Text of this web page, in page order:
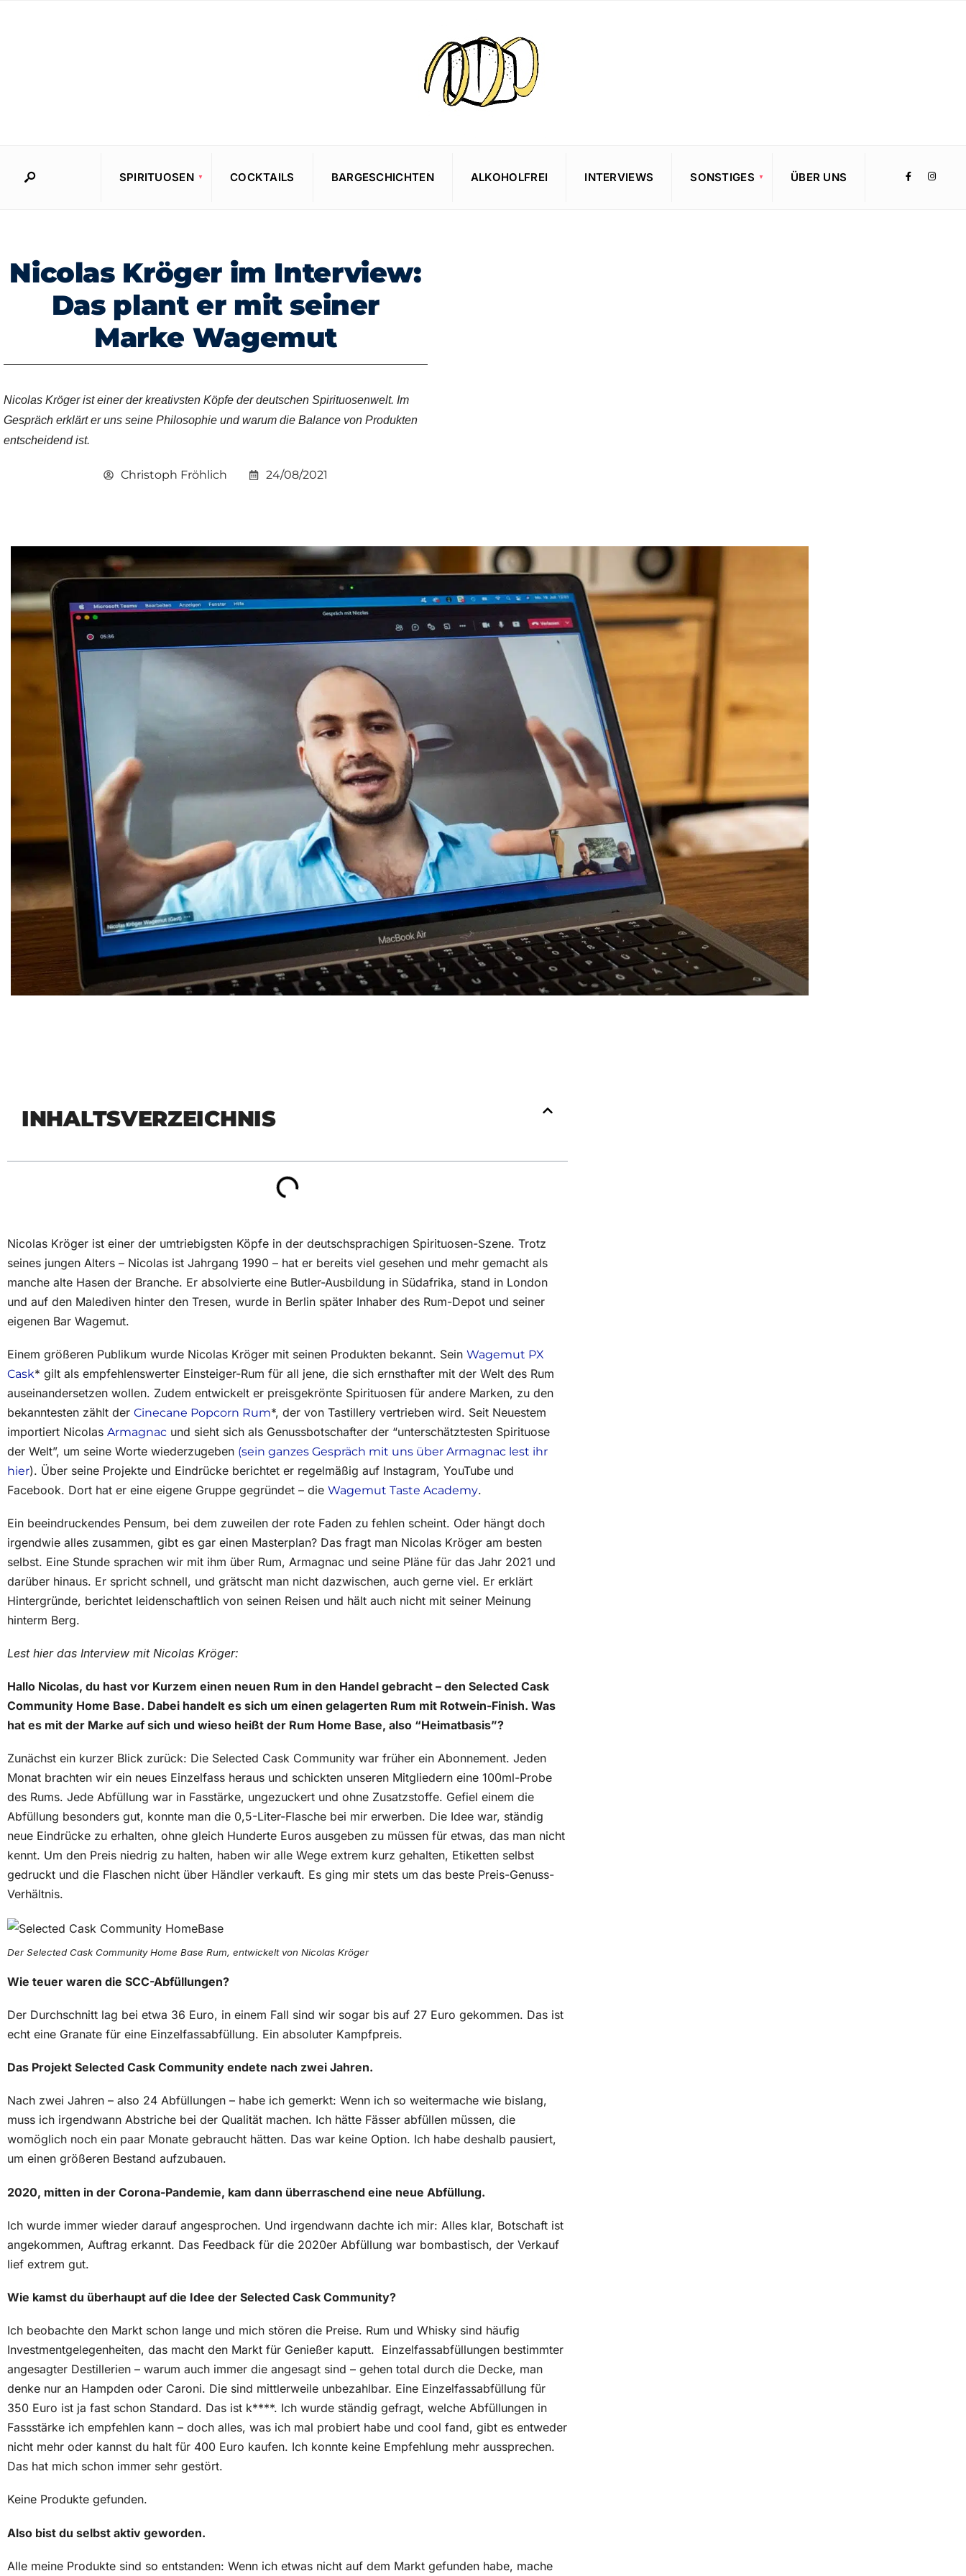
SPIRITUOSEN COCKTAILS BARGESCHICHTEN ALKOHOLFREI INTERVIEWS SONSTIGES ÜBER UNS
Nicolas Kröger im Interview:
Das plant er mit seiner
Marke Wagemut
Nicolas Kröger ist einer der kreativsten Köpfe der deutschen Spirituosenwelt. Im
Gespräch erklärt er uns seine Philosophie und warum die Balance von Produkten
entscheidend ist.
Christoph Fröhlich 24/08/2021
INHALTSVERZEICHNIS
Nicolas Kröger ist einer der umtriebigsten Köpfe in der deutschsprachigen Spirituosen-Szene. Trotz
seines jungen Alters – Nicolas ist Jahrgang 1990 – hat er bereits viel gesehen und mehr gemacht als
manche alte Hasen der Branche. Er absolvierte eine Butler-Ausbildung in Südafrika, stand in London
und auf den Malediven hinter den Tresen, wurde in Berlin später Inhaber des Rum-Depot und seiner
eigenen Bar Wagemut.
Einem größeren Publikum wurde Nicolas Kröger mit seinen Produkten bekannt. Sein Wagemut PX
Cask* gilt als empfehlenswerter Einsteiger-Rum für all jene, die sich ernsthafter mit der Welt des Rum
auseinandersetzen wollen. Zudem entwickelt er preisgekrönte Spirituosen für andere Marken, zu den
bekanntesten zählt der Cinecane Popcorn Rum*, der von Tastillery vertrieben wird. Seit Neuestem
importiert Nicolas Armagnac und sieht sich als Genussbotschafter der “unterschätztesten Spirituose
der Welt”, um seine Worte wiederzugeben (sein ganzes Gespräch mit uns über Armagnac lest ihr
hier). Über seine Projekte und Eindrücke berichtet er regelmäßig auf Instagram, YouTube und
Facebook. Dort hat er eine eigene Gruppe gegründet – die Wagemut Taste Academy.
Ein beeindruckendes Pensum, bei dem zuweilen der rote Faden zu fehlen scheint. Oder hängt doch
irgendwie alles zusammen, gibt es gar einen Masterplan? Das fragt man Nicolas Kröger am besten
selbst. Eine Stunde sprachen wir mit ihm über Rum, Armagnac und seine Pläne für das Jahr 2021 und
darüber hinaus. Er spricht schnell, und grätscht man nicht dazwischen, auch gerne viel. Er erklärt
Hintergründe, berichtet leidenschaftlich von seinen Reisen und hält auch nicht mit seiner Meinung
hinterm Berg.
Lest hier das Interview mit Nicolas Kröger:
Hallo Nicolas, du hast vor Kurzem einen neuen Rum in den Handel gebracht – den Selected Cask
Community Home Base. Dabei handelt es sich um einen gelagerten Rum mit Rotwein-Finish. Was
hat es mit der Marke auf sich und wieso heißt der Rum Home Base, also “Heimatbasis”?
Zunächst ein kurzer Blick zurück: Die Selected Cask Community war früher ein Abonnement. Jeden
Monat brachten wir ein neues Einzelfass heraus und schickten unseren Mitgliedern eine 100ml-Probe
des Rums. Jede Abfüllung war in Fasstärke, ungezuckert und ohne Zusatzstoffe. Gefiel einem die
Abfüllung besonders gut, konnte man die 0,5-Liter-Flasche bei mir erwerben. Die Idee war, ständig
neue Eindrücke zu erhalten, ohne gleich Hunderte Euros ausgeben zu müssen für etwas, das man nicht
kennt. Um den Preis niedrig zu halten, haben wir alle Wege extrem kurz gehalten, Etiketten selbst
gedruckt und die Flaschen nicht über Händler verkauft. Es ging mir stets um das beste Preis-Genuss-
Verhältnis.
Der Selected Cask Community Home Base Rum, entwickelt von Nicolas Kröger
Wie teuer waren die SCC-Abfüllungen?
Der Durchschnitt lag bei etwa 36 Euro, in einem Fall sind wir sogar bis auf 27 Euro gekommen. Das ist
echt eine Granate für eine Einzelfassabfüllung. Ein absoluter Kampfpreis.
Das Projekt Selected Cask Community endete nach zwei Jahren.
Nach zwei Jahren – also 24 Abfüllungen – habe ich gemerkt: Wenn ich so weitermache wie bislang,
muss ich irgendwann Abstriche bei der Qualität machen. Ich hätte Fässer abfüllen müssen, die
womöglich noch ein paar Monate gebraucht hätten. Das war keine Option. Ich habe deshalb pausiert,
um einen größeren Bestand aufzubauen.
2020, mitten in der Corona-Pandemie, kam dann überraschend eine neue Abfüllung.
Ich wurde immer wieder darauf angesprochen. Und irgendwann dachte ich mir: Alles klar, Botschaft ist
angekommen, Auftrag erkannt. Das Feedback für die 2020er Abfüllung war bombastisch, der Verkauf
lief extrem gut.
Wie kamst du überhaupt auf die Idee der Selected Cask Community?
Ich beobachte den Markt schon lange und mich stören die Preise. Rum und Whisky sind häufig
Investmentgelegenheiten, das macht den Markt für Genießer kaputt. Einzelfassabfüllungen bestimmter
angesagter Destillerien – warum auch immer die angesagt sind – gehen total durch die Decke, man
denke nur an Hampden oder Caroni. Die sind mittlerweile unbezahlbar. Eine Einzelfassabfüllung für
350 Euro ist ja fast schon Standard. Das ist k****. Ich wurde ständig gefragt, welche Abfüllungen in
Fassstärke ich empfehlen kann – doch alles, was ich mal probiert habe und cool fand, gibt es entweder
nicht mehr oder kannst du halt für 400 Euro kaufen. Ich konnte keine Empfehlung mehr aussprechen.
Das hat mich schon immer sehr gestört.
Keine Produkte gefunden.
Also bist du selbst aktiv geworden.
Alle meine Produkte sind so entstanden: Wenn ich etwas nicht auf dem Markt gefunden habe, mache